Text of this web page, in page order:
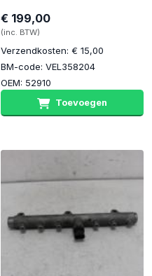
€ 199,00
(inc. BTW)
Verzendkosten: € 15,00
BM-code: VEL358204
OEM: 52910
Toevoegen